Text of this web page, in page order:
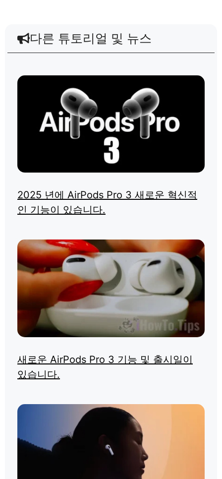
다른 튜토리얼 및 뉴스
2025 년에 AirPods Pro 3 새로운 혁신적
인 기능이 있습니다.
새로운 AirPods Pro 3 기능 및 출시일이
있습니다.